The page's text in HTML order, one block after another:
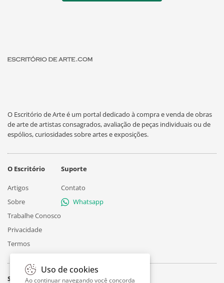
O Escritório de Arte é um portal dedicado à compra e venda de obras
de arte de artistas consagrados, avaliação de peças individuais ou de
espólios, curiosidades sobre artes e exposições.
O Escritório
Artigos
Sobre
Trabalhe Conosco
Privacidade
Termos
Suporte
Contato
Whatsapp
Siga
Uso de cookies
Ao continuar navegando você concorda